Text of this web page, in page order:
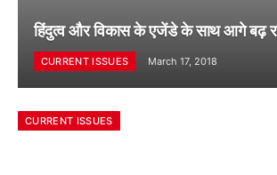
हिंदुत्व और विकास के एजेंडे के साथ आगे बढ़
CURRENT ISSUES March 17, 2018
CURRENT ISSUES